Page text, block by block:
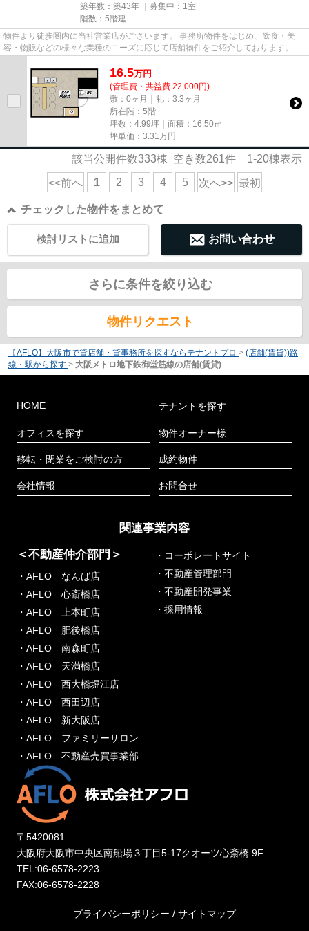
築年数：築43年 ｜募集中： 1室
階数：5階建
物件より徒歩圏内に当社営業店がございます。 事務所物件をはじめ、飲食・美
容・物販などの様々な業種のニーズに応じて店舗物件をご紹介しております。
尚、弊社ではおとり広告は一切...
16.5万円
(管理費・共益費 22,000円)
敷：0ヶ月｜礼：3.3ヶ月
所在階：5階
坪数：4.99坪｜面積：16.50㎡
坪単価： 3.31 万円
該当公開件数333棟 空き数261件 1-20棟表示
<<前へ 1 2 3 4 5 次へ>> 最初
チェックした物件をまとめて
お問い合わせ
検討リストに追加
さらに条件を絞り込む
物件リクエスト
【AFLO】大阪市で貸店舗・貸事務所を探すならテナントプロ > (店舗(賃貸))路
線・駅から探す > 大阪メトロ地下鉄御堂筋線の店舗(賃貸)
HOME
オフィスを探す
移転・閉業をご検討の方
会社情報
テナントを探す
物件オーナー様
成約物件
お問合せ
関連事業内容
＜不動産仲介部門＞
・AFLO なんば店
・AFLO 心斎橋店
・AFLO 上本町店
・AFLO 肥後橋店
・AFLO 南森町店
・AFLO 天満橋店
・AFLO 西大橋堀江店
・AFLO 西田辺店
・AFLO 新大阪店
・AFLO ファミリーサロン
・AFLO 不動産売買事業部
・コーポレートサイト
・不動産管理部門
・不動産開発事業
・採用情報
〒5420081
大阪府大阪市中央区南船場３丁目5-17クオーツ心斎橋 9F
TEL:06-6578-2223
FAX:06-6578-2228
プライバシーポリシー / サイトマップ